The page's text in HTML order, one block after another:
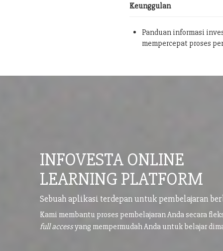
Keunggulan
Panduan informasi
mempercepat proses
INFOVESTA ONLINE
LEARNING PLATFORM
Sebuah aplikasi terdepan untuk pembelajaran
Kami membantu proses pembelajaran Anda secara
full accessyang mempermudah Anda untuk belajar